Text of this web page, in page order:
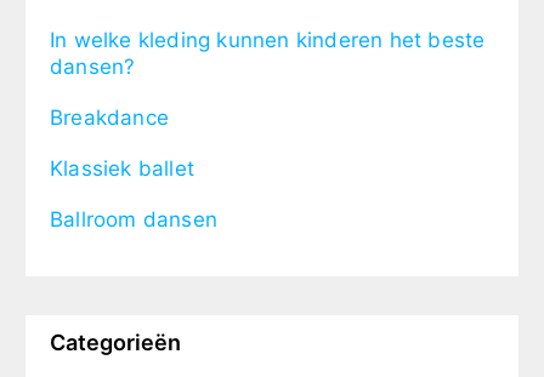
In welke kleding kunnen kinderen het beste
dansen?
Breakdance
Klassiek ballet
Ballroom dansen
Categorieën